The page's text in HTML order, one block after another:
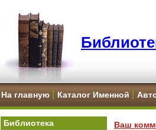
На главную Каталог Именной
Библиотека
Ваш